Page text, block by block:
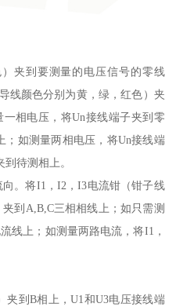
夹到要测量的电压信号的零线
线颜色分别为黄，绿，红色）夹
相电压，将Un接线端子夹到零
；如测量两相电压，将Un接线端
待测相上。
。将I1，I2，I3电流钳（钳子线
到A,B,C三相相线上；如只需测
线上；如测量两路电流，将I1，
夹到B相上，U1和U3电压接线端